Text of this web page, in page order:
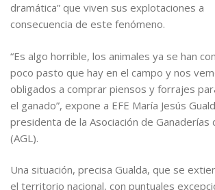
dramática” que viven sus explotaciones a
consecuencia de este fenómeno.
“Es algo horrible, los animales ya se han
poco pasto que hay en el campo y nos
obligados a comprar piensos y forrajes
el ganado”, expone a EFE María Jesús
presidenta de la Asociación de Ganaderías
(AGL).
Una situación, precisa Gualda, que se
el territorio nacional, con puntuales